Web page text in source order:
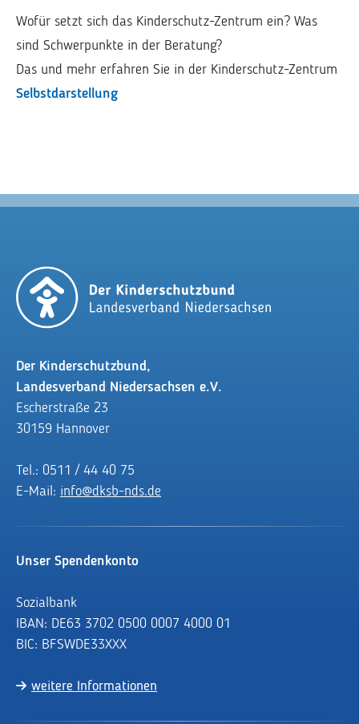
Wofür setzt sich das Kinderschutz-Zentrum ein? Was
sind Schwerpunkte in der Beratung?
Das und mehr erfahren Sie in der Kinderschutz-Zentrum
Selbstdarstellung
Der Kinderschutzbund,
Landesverband Niedersachsen e.V.
Escherstraße 23
30159 Hannover
Tel.: 0511 / 44 40 75
E-Mail: info@dksb-nds.de
Unser Spendenkonto
Sozialbank
IBAN: DE63 3702 0500 0007 4000 01
BIC: BFSWDE33XXX
weitere Informationen